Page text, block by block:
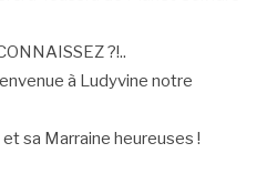
?!..
à Ludyvine notre
et sa Marraine heureuses !